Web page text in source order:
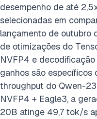
desempenho de até
selecionadas em
lançamento de outubro
de otimizações do
NVFP4 e
ganhos são
throughput do Qwen-
NVFP4 + Eagle3, a
20B atinge 49,7 tok/s